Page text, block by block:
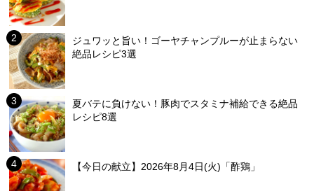
ジュワッと旨い！ゴーヤチャンプルーが止まらない
絶品レシピ3選
夏バテに負けない！豚肉でスタミナ補給できる絶品
レシピ8選
【今日の献立】2026年8月4日(火)「酢鶏」